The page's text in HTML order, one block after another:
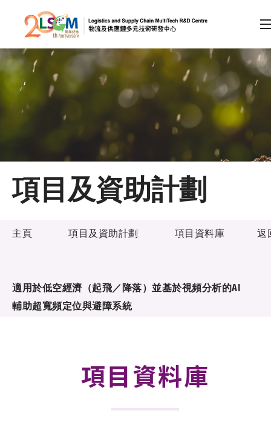
跳到內容（按回車鍵）
會員登入
A A EN 繁 简
主頁
關於LSCM
技術商品化
合作計劃
徵求研發項目計劃書
項目及資助計劃
項目及資助計劃
主頁 項目及資助計劃 項目資料庫
適用於低空經濟（起飛／降落）並基於視頻分析的AI
輔助超寬頻定位與避障系統
返
項目資料庫